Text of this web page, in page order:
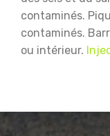
contaminés.
contaminés.
ou intérieur.